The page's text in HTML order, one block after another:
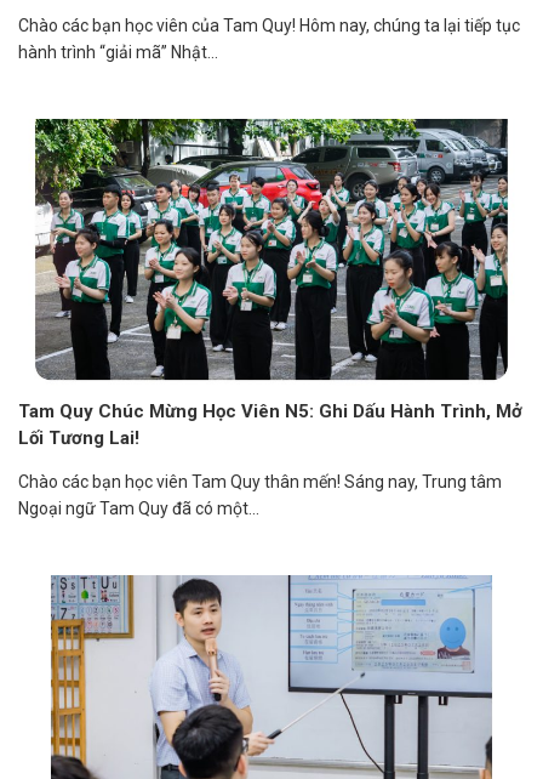
Chào các bạn học viên của Tam Quy! Hôm nay, chúng ta lại tiếp tục
hành trình “giải mã” Nhật...
Tam Quy Chúc Mừng Học Viên N5: Ghi Dấu Hành Trình, Mở
Lối Tương Lai!
Chào các bạn học viên Tam Quy thân mến! Sáng nay, Trung tâm
Ngoại ngữ Tam Quy đã có một...